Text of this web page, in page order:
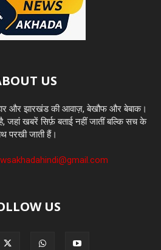
US
और झारखंड की आवाज़, बेखौफ और बेबाक।
जहां खबरें सिर्फ़ बताई नहीं जातीं बल्कि सच के
परखी जाती हैं।
US